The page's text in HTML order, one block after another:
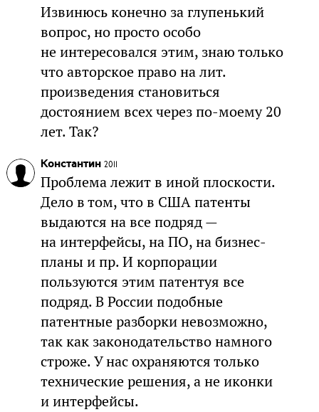
Извинюсь конечно за глупенький
вопрос, но просто особо
не интересовался этим, знаю только
что авторское право на лит.
произведения становиться
достоянием всех через по-моему 20
лет. Так?
Константин 2011
Проблема лежит в иной плоскости.
Дело в том, что в США патенты
выдаются на все подряд —
на интерфейсы, на ПО, на бизнес-
планы и пр. И корпорации
пользуются этим патентуя все
подряд. В России подобные
патентные разборки невозможно,
так как законодательство намного
строже. У нас охраняются только
технические решения, а не иконки
и интерфейсы.